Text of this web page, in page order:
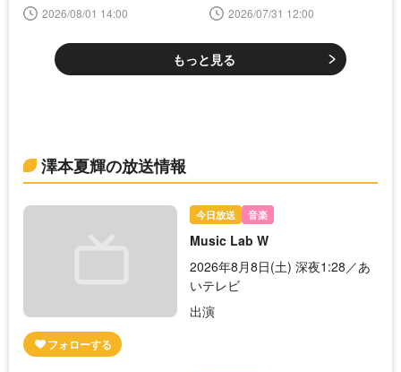
2026/08/01 14:00 2026/07/31 12:00
もっと見る
澤本夏輝の放送情報
今日放送 音楽
Music Lab W
2026年8月8日(土) 深夜1:28／あ
いテレビ
出演